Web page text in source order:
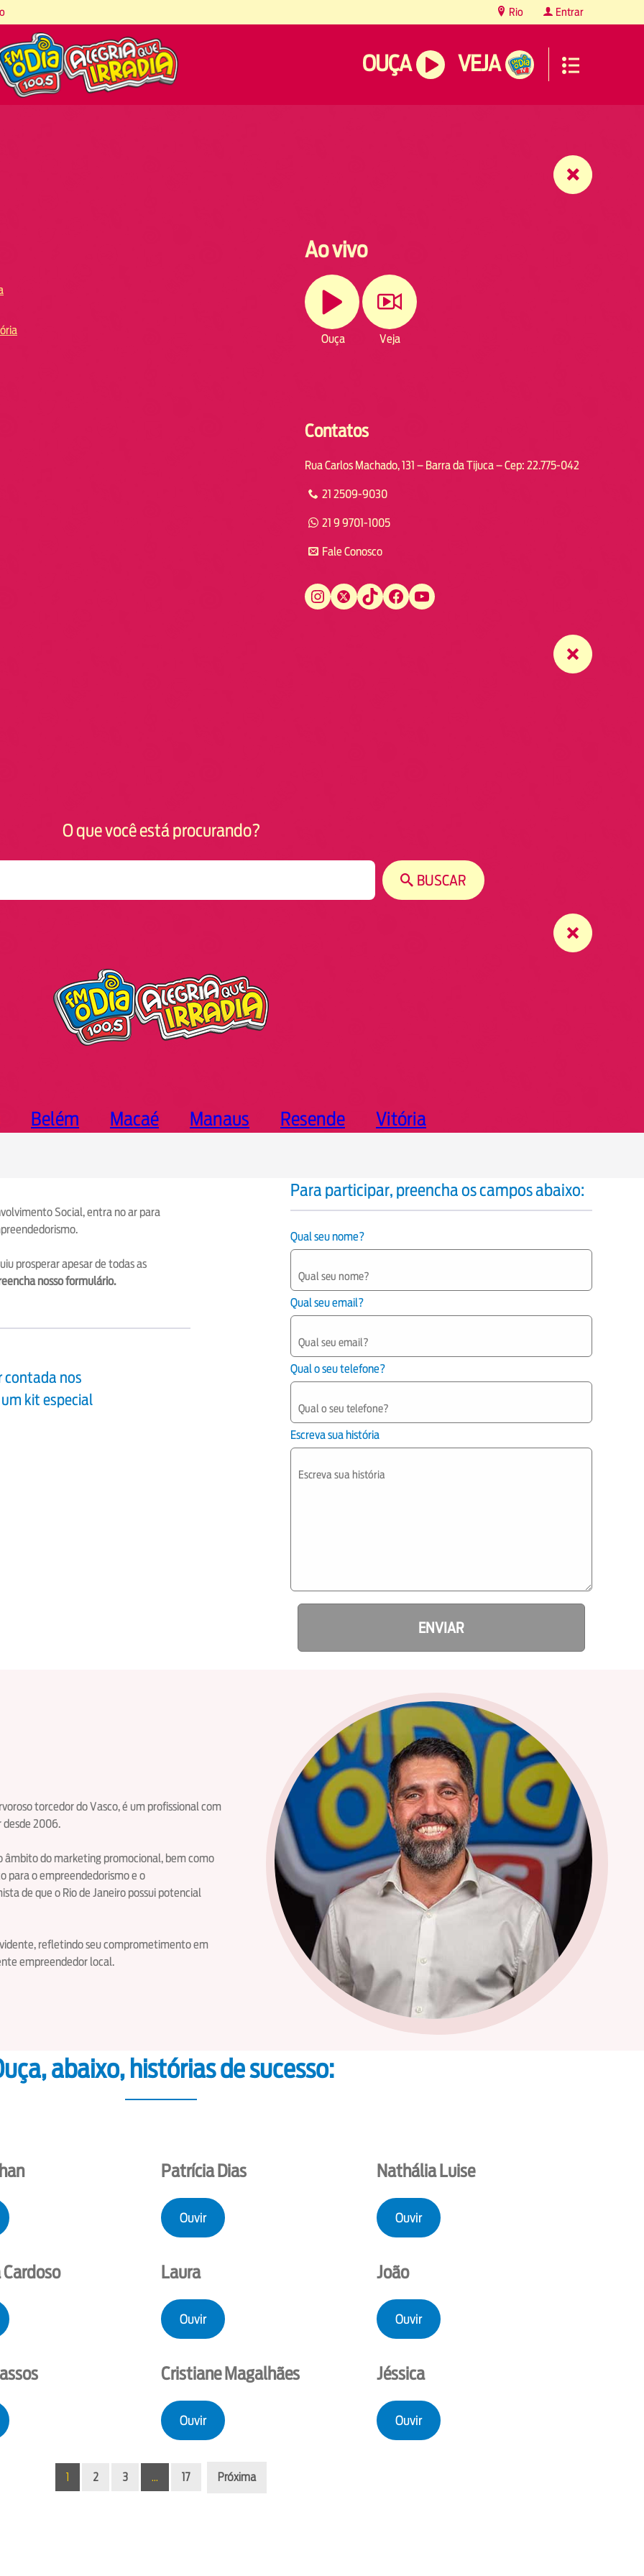
Rio Entrar
OUÇA VEJA
Ao vivo
Ouça Veja
Contatos
Rua Carlos Machado, 131 – Barra da Tijuca – Cep: 22.775-042
21 2509-9030
21 9 9701-1005
Fale Conosco
Instagram Twitter TikTok Facebook YouTube
O que você está procurando?
BUSCAR
Belém Macaé Manaus Resende Vitória
Social, entra no ar para
prosperar apesar de todas as
nosso formulário.
contada nos
kit especial
Para participar, preencha os campos abaixo:
Qual seu nome?
Qual seu email?
Qual o seu telefone?
Escreva sua história
ENVIAR
torcedor do Vasco, é um profissional com
desde 2006.
âmbito do marketing promocional, bem como
para o empreendedorismo e o
de que o Rio de Janeiro possui potencial
refletindo seu comprometimento em
empreendedor local.
abaixo, histórias de sucesso:
Patrícia Dias
Ouvir
Nathália Luise
Ouvir
Laura
Ouvir
João
Ouvir
Cristiane Magalhães
Ouvir
Jéssica
Ouvir
1 2 3 … 17 Próxima